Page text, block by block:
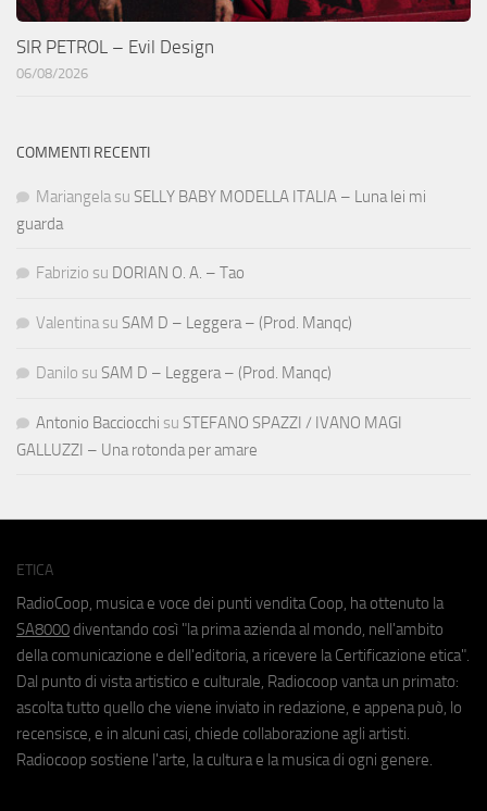
SIR PETROL – Evil Design
06/08/2026
COMMENTI RECENTI
Mariangela su SELLY BABY MODELLA ITALIA – Luna lei mi
guarda
Fabrizio su DORIAN O. A. – Tao
Valentina su SAM D – Leggera – (Prod. Manqc)
Danilo su SAM D – Leggera – (Prod. Manqc)
Antonio Bacciocchi su STEFANO SPAZZI / IVANO MAGI
GALLUZZI – Una rotonda per amare
ETICA
RadioCoop, musica e voce dei punti vendita Coop, ha ottenuto la
SA8000 diventando così "la prima azienda al mondo, nell'ambito
della comunicazione e dell'editoria, a ricevere la Certificazione etica".
Dal punto di vista artistico e culturale, Radiocoop vanta un primato:
ascolta tutto quello che viene inviato in redazione, e appena può, lo
recensisce, e in alcuni casi, chiede collaborazione agli artisti.
Radiocoop sostiene l'arte, la cultura e la musica di ogni genere.